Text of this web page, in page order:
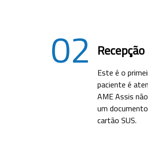
02 Recepção
Este é o
paciente é
AME Assis
um
cartão SUS.